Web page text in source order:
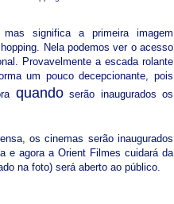
significa a primeira imagem
Nela podemos ver o acesso
Provavelmente a escada rolante
um pouco decepcionante, pois
quandoserão inaugurados os
os cinemas serão inaugurados
e agora a Orient Filmes cuidará da
na foto) será aberto ao público.